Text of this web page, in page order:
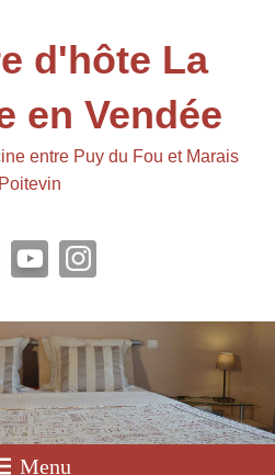
d'hôte La
en Vendée
entre Puy du Fou et Marais
Poitevin
Menu